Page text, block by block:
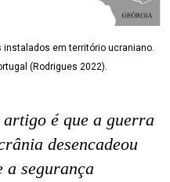
instalados em território ucraniano.
(Rodrigues 2022).
é que a guerra
desencadeou
a segurança